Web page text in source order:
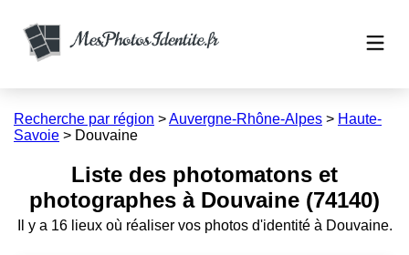
Recherche par région >Auvergne-Rhône-Alpes > Haute-
Savoie > Douvaine
Liste des photomatons et
photographes à Douvaine (74140)
Il y a 16 lieux où réaliser vos photos d'identité à Douvaine.